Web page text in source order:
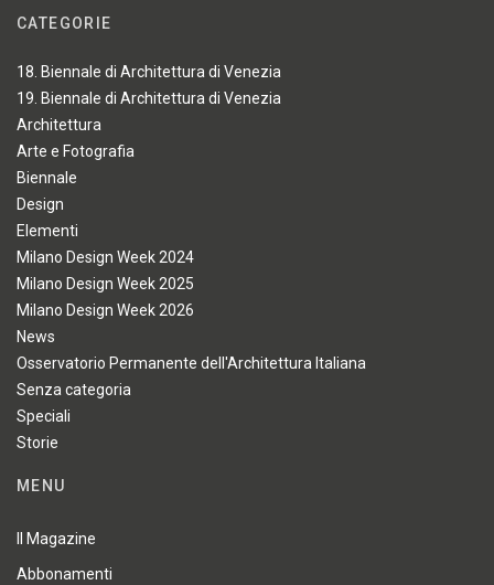
CATEGORIE
18. Biennale di Architettura di Venezia
19. Biennale di Architettura di Venezia
Architettura
Arte e Fotografia
Biennale
Design
Elementi
Milano Design Week 2024
Milano Design Week 2025
Milano Design Week 2026
News
Osservatorio Permanente dell'Architettura Italiana
Senza categoria
Speciali
Storie
MENU
Il Magazine
Abbonamenti